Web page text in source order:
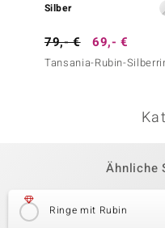
Silber
79,- € 69,- €
Tansania-Rubin-
Ähnliche
Ringe mit Rubin